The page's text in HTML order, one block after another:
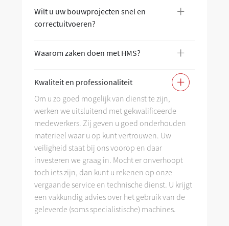
Wilt u uw bouwprojecten snel en
correctuitvoeren?
+
Waarom zaken doen met HMS? +
Kwaliteit en professionaliteit +
Om u zo goed mogelijk van dienst te zijn,
werken we uitsluitend met gekwalificeerde
medewerkers. Zij geven u goed onderhouden
materieel waar u op kunt vertrouwen. Uw
veiligheid staat bij ons voorop en daar
investeren we graag in. Mocht er onverhoopt
toch iets zijn, dan kunt u rekenen op onze
vergaande service en technische dienst. U krijgt
een vakkundig advies over het gebruik van de
geleverde (soms specialistische) machines.